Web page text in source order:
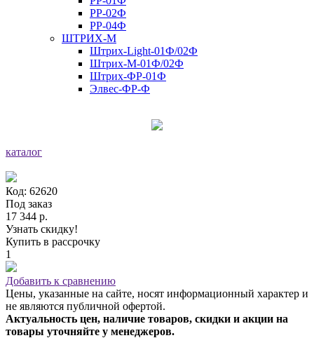
РР-02Ф
РР-04Ф
ШТРИХ-М
Штрих-Light-01Ф/02Ф
Штрих-М-01Ф/02Ф
Штрих-ФР-01Ф
Элвес-ФР-Ф
каталог
Код: 62620
Под заказ
17 344 р.
Узнать скидку!
Купить в рассрочку
1
Добавить к сравнению
Цены, указанные на сайте, носят информационный характер и
не являются публичной офертой.
Актуальность цен, наличие товаров, скидки и акции на
товары уточняйте у менеджеров.